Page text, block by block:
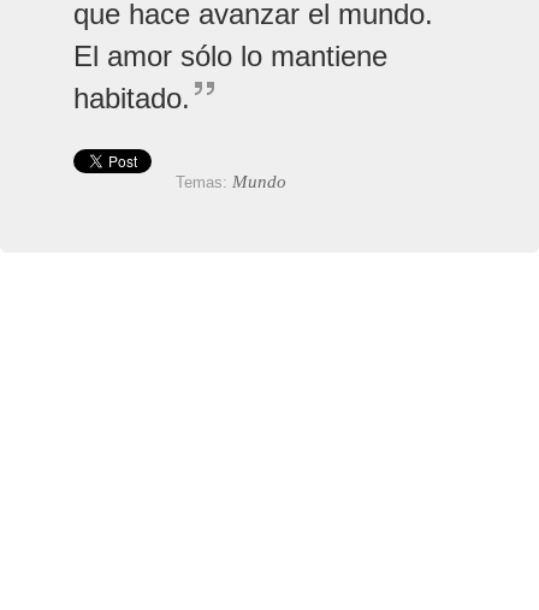
que hace avanzar el mundo.
El amor sólo lo mantiene
habitado.
Temas: Mundo